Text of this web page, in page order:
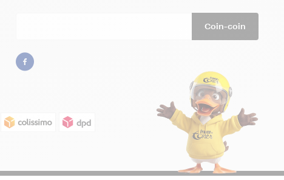
Coin-coin
sur votre 1ère
Inscription
* Offre valable dès 50€ d’achats TTC, uniquement sur les
produits de la marque FranceToner (référence commençant